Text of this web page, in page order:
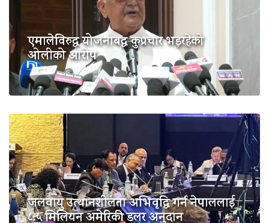
एमालेविरुद्ध योजनाबद्ध कुप्रचार भइरहेको
ओलीको आरोप
जलवायु उत्थानशीलता अभिवृद्धि गर्न नेपाललाई
८.५ मिलियन अमेरिकी डलर अनुदान